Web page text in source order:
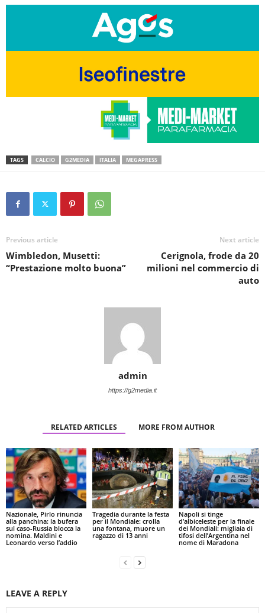
TAGS CALCIO G2MEDIA ITALIA MEGAPRESS
Previous article
Wimbledon, Musetti:
“Prestazione molto buona”
Next article
Cerignola, frode da 20
milioni nel commercio di
auto
admin
https://g2media.it
RELATED ARTICLES MORE FROM AUTHOR
Nazionale, Pirlo rinuncia
alla panchina: la bufera
sul caso-Russia blocca la
nomina. Maldini e
Leonardo verso l’addio
Tragedia durante la festa
per il Mondiale: crolla
una fontana, muore un
ragazzo di 13 anni
Napoli si tinge
d’albiceleste per la finale
dei Mondiali: migliaia di
tifosi dell’Argentina nel
nome di Maradona
LEAVE A REPLY